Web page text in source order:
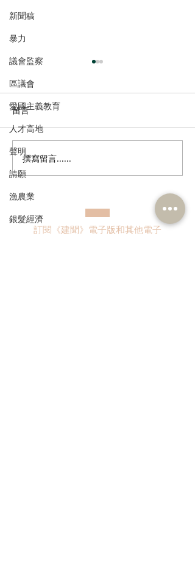
新聞稿
暴力
議會監察
區議會
愛國主義教育
人才高地
聲明
請願
漁農業
銀髮經濟
民建聯回應市區發現鱷魚
及檢獲大批瀕危動物
留言
撰寫留言......
訂閱《建聞》電子版和其他電子